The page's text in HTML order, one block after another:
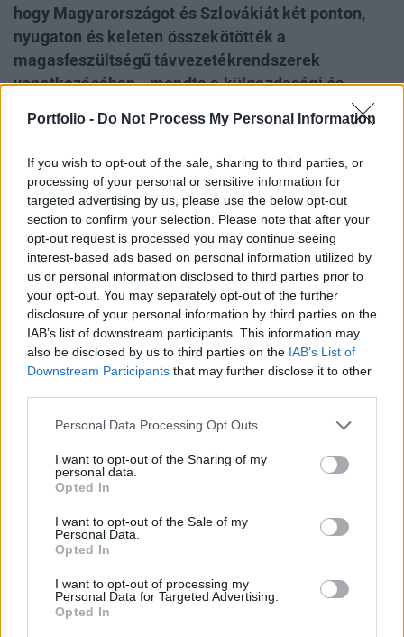
Portfolio - Do Not Process My Personal Information
If you wish to opt-out of the sale, sharing to third parties, or
processing of your personal or sensitive information for
targeted advertising by us, please use the below opt-out
section to confirm your selection. Please note that after your
opt-out request is processed you may continue seeing
interest-based ads based on personal information utilized by
us or personal information disclosed to third parties prior to
your opt-out. You may separately opt-out of the further
disclosure of your personal information by third parties on the
IAB’s list of downstream participants. This information may
also be disclosed by us to third parties on the IAB’s List of
Downstream Participants that may further disclose it to other
Personal Data Processing Opt Outs
I want to opt-out of the Sharing of my
personal data.
Opted In
I want to opt-out of the Sale of my
Personal Data.
Opted In
I want to opt-out of processing my
Personal Data for Targeted Advertising.
Opted In
hogy Magyarországot és Szlovákiát két ponton,
nyugaton és keleten összekötötték a
magasfeszültségű távvezetékrendszerek
vonatkozásában - mondta a külgazdasági és
külügyminiszter egy, a közösségi oldalán Gönyűről
közvetített sajtótájékoztatón. Azt követően
Szijjártó Péter közösen avatta fel a vezetéket Igor
Matovič-csal, Szlovákia miniszterelnök-
helyettesével, pénzügyminiszterével.
"Sajóivánkánál egy 23 kilométeres, Gönyűnél pedig egy
másfél kilométeres egyenként 400 kilovoltos
határkeresztező elektromos áram vezetéket építettek, a
magyar oldalon 13 milliárd forintos költséggel, amelynek
nyomán a két ország villamoshálózatai most már
biztonságosan összekötésre kerültek" - jelentette be
Szijjártó Péter. Ezek az új távvezetékek javítják...
KEDVES OLVASÓNK!
A keresett cikk a portfolio.hu hírarchívumához
tartozik, melynek olvasása előfizetéses
Az előfizetés a következőket tartalmazza:
Portfolio.hu teljes cikkarchívum
Kötéslisták: BÉT elmúlt 2 év napon belüli
kötéslistái